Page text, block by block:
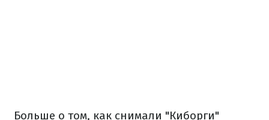
Больше о том, как снимали "Киборги"